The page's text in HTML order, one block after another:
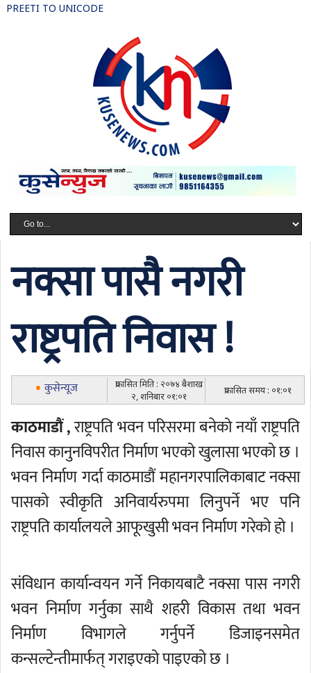
PREETI TO UNICODE
नक्सा पासै नगरी
राष्ट्रपति निवास !
कुसेन्यूज
प्रकासित मिति : २०७४ बैशाख
२, शनिबार ०१:०१
प्रकासित समय : ०१:०१
काठमाडौं ,राष्ट्रपति भवन परिसरमा बनेको नयाँ राष्ट्रपति
निवास कानुनविपरीत निर्माण भएको खुलासा भएको छ ।
भवन निर्माण गर्दा काठमाडौं महानगरपालिकाबाट नक्सा
पासको स्वीकृति अनिवार्यरुपमा लिनुपर्ने भए पनि
राष्ट्रपति कार्यालयले आफूखुसी भवन निर्माण गरेको हो ।
संविधान कार्यान्वयन गर्ने निकायबाटै नक्सा पास नगरी
भवन निर्माण गर्नुका साथै शहरी विकास तथा भवन
निर्माण विभागले गर्नुपर्ने डिजाइनसमेत
कन्सल्टेन्तीमार्फत् गराइएको पाइएको छ ।